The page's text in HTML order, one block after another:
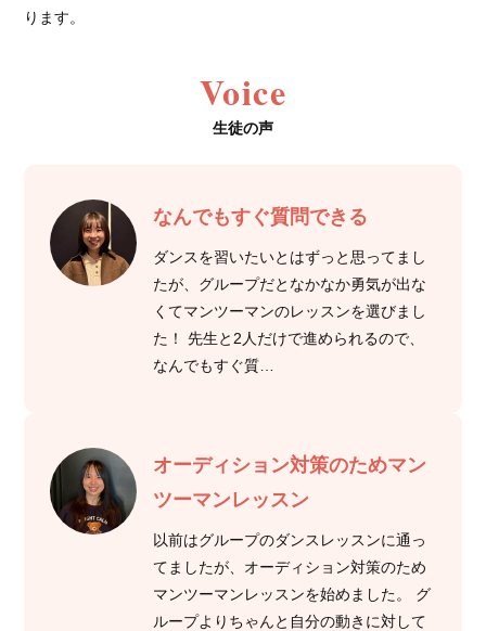
ります。
Voice
生徒の声
なんでもすぐ質問できる
ダンスを習いたいとはずっと思ってまし
たが、グループだとなかなか勇気が出な
くてマンツーマンのレッスンを選びまし
た！ 先生と2人だけで進められるので、
なんでもすぐ質…
オーディション対策のためマン
ツーマンレッスン
以前はグループのダンスレッスンに通っ
てましたが、オーディション対策のため
マンツーマンレッスンを始めました。 グ
ループよりちゃんと自分の動きに対して